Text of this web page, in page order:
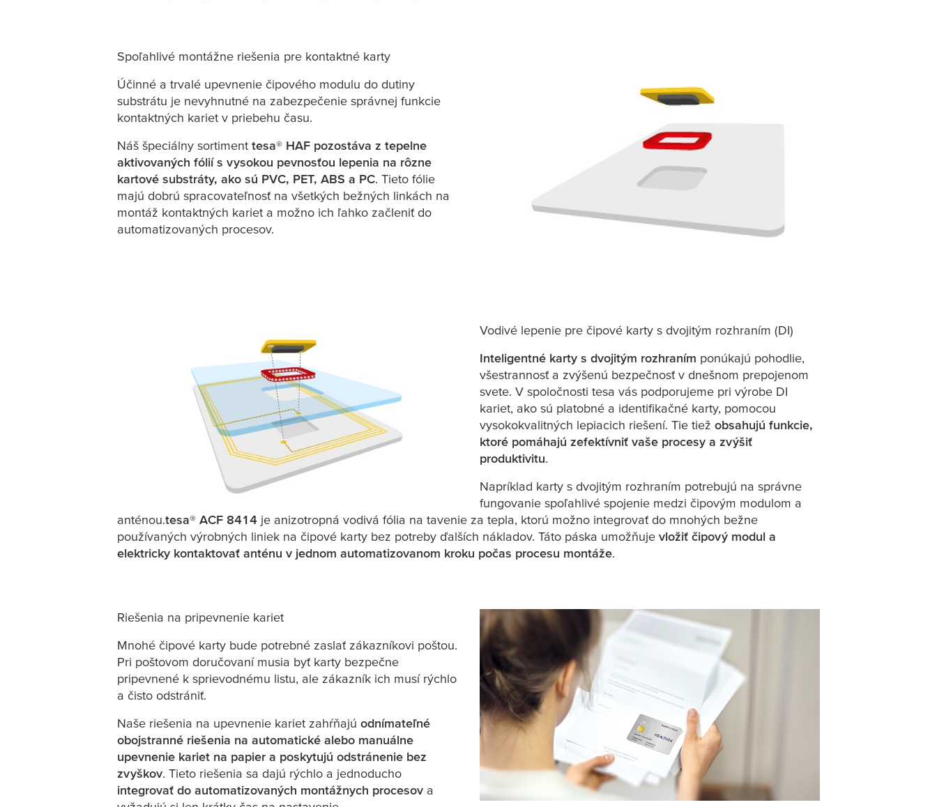
Spoľahlivé montážne riešenia pre kontaktné karty
Účinné a trvalé upevnenie čipového modulu do dutiny
substrátu je nevyhnutné na zabezpečenie správnej funkcie
kontaktných kariet v priebehu času.
Náš špeciálny sortiment tesa® HAF pozostáva z tepelne
aktivovaných fólií s vysokou pevnosťou lepenia na rôzne
kartové substráty, ako sú PVC, PET, ABS a PC. Tieto fólie
majú dobrú spracovateľnosť na všetkých bežných linkách na
montáž kontaktných kariet a možno ich ľahko začleniť do
automatizovaných procesov.
Vodivé lepenie pre čipové karty s dvojitým rozhraním (DI)
Inteligentné karty s dvojitým rozhraním ponúkajú pohodlie,
všestrannosť a zvýšenú bezpečnosť v dnešnom prepojenom
svete. V spoločnosti tesa vás podporujeme pri výrobe DI
kariet, ako sú platobné a identifikačné karty, pomocou
vysokokvalitných lepiacich riešení. Tie tiež obsahujú funkcie,
ktoré pomáhajú zefektívniť vaše procesy a zvýšiť
produktivitu.
Napríklad karty s dvojitým rozhraním potrebujú na správne
fungovanie spoľahlivé spojenie medzi čipovým modulom a
anténou.tesa® ACF 8414 je anizotropná vodivá fólia na tavenie za tepla, ktorú možno integrovať do mnohých bežne
používaných výrobných liniek na čipové karty bez potreby ďalších nákladov. Táto páska umožňuje vložiť čipový modul a
elektricky kontaktovať anténu v jednom automatizovanom kroku počas procesu montáže.
Riešenia na pripevnenie kariet
Mnohé čipové karty bude potrebné zaslať zákazníkovi poštou.
Pri poštovom doručovaní musia byť karty bezpečne
pripevnené k sprievodnému listu, ale zákazník ich musí rýchlo
a čisto odstrániť.
Naše riešenia na upevnenie kariet zahŕňajú odnímateľné
obojstranné riešenia na automatické alebo manuálne
upevnenie kariet na papier a poskytujú odstránenie bez
zvyškov. Tieto riešenia sa dajú rýchlo a jednoducho
integrovať do automatizovaných montážnych procesov a